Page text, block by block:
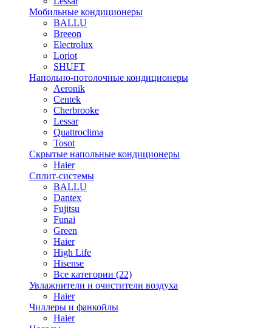
Мобильные кондиционеры
BALLU
Breeon
Electrolux
Loriot
SHUFT
Напольно-потолочные кондиционеры
Aeronik
Centek
Cherbrooke
Lessar
Quattroclima
Tosot
Скрытые напольные кондиционеры
Haier
Сплит-системы
BALLU
Dantex
Fujitsu
Funai
Green
Haier
High Life
Hisense
Все категории (22)
Увлажнители и очистители воздуха
Haier
Чиллеры и фанкойлы
Haier